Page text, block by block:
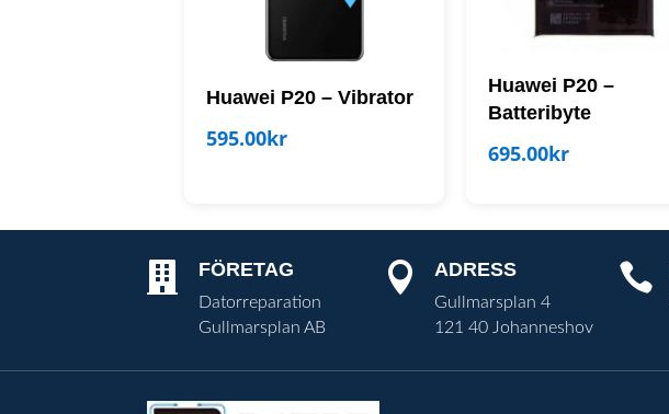
Huawei P20 – Vibrator
595.00kr
Huawei P20 –
Batteribyte
695.00kr
 FÖRETAG
Datorreparation
Gullmarsplan AB
 ADRESS
Gullmarsplan 4
121 40 Johanneshov
